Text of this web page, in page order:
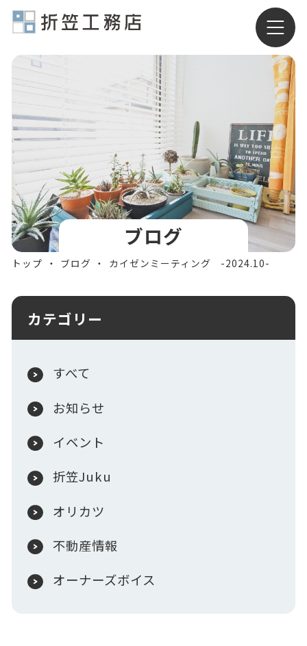
有限会社折笠工務店
ブログ
トップ ブログ カイゼンミーティング -2024.10-
カテゴリー
すべて
お知らせ
イベント
折笠Juku
オリカツ
不動産情報
オーナーズボイス